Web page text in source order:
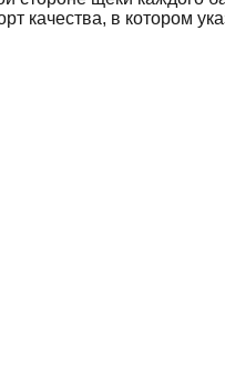
качества, в котором